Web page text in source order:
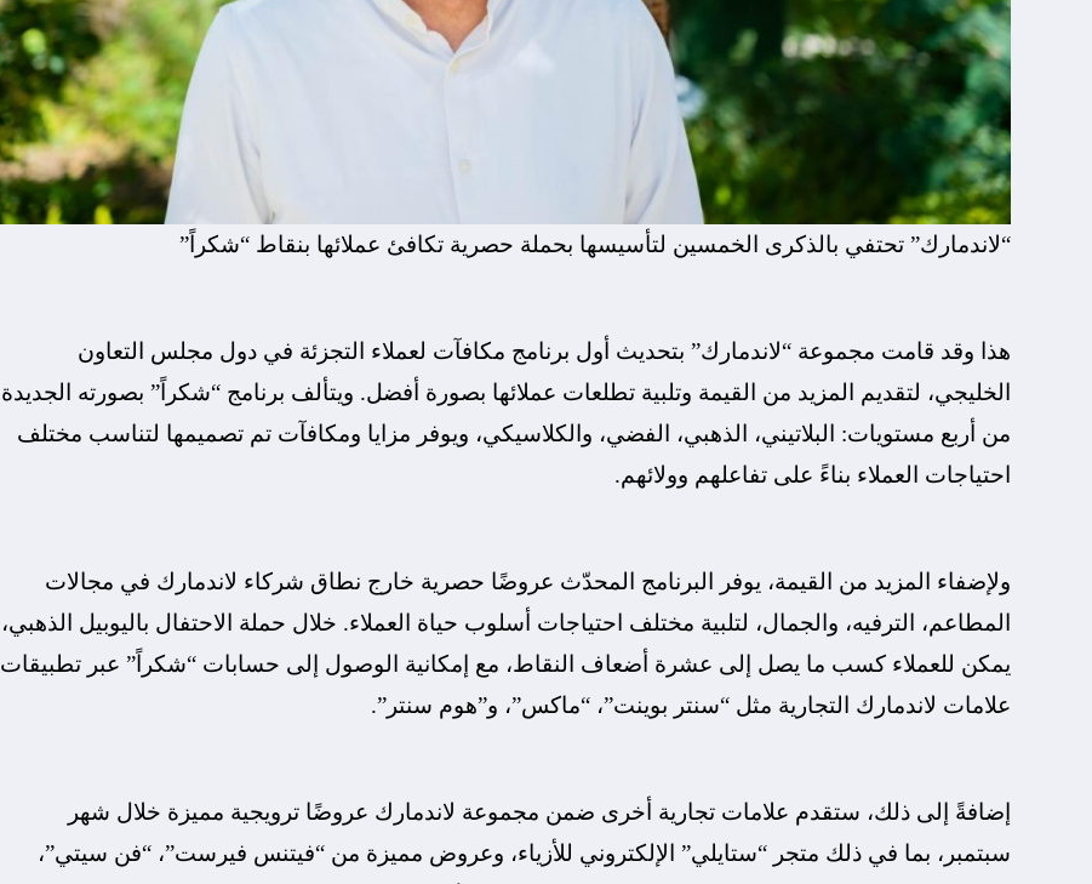
“لاندمارك” تحتفي بالذكرى الخمسين لتأسيسها بحملة حصرية تكافئ عملائها بنقاط “شكراً”
هذا وقد قامت مجموعة “لاندمارك” بتحديث أول برنامج مكافآت لعملاء التجزئة في دول مجلس التعاون
الخليجي، لتقديم المزيد من القيمة وتلبية تطلعات عملائها بصورة أفضل. ويتألف برنامج “شكراً” بصورته الجديدة
من أربع مستويات: البلاتيني، الذهبي، الفضي، والكلاسيكي، ويوفر مزايا ومكافآت تم تصميمها لتناسب مختلف
احتياجات العملاء بناءً على تفاعلهم وولائهم.
ولإضفاء المزيد من القيمة، يوفر البرنامج المحدّث عروضًا حصرية خارج نطاق شركاء لاندمارك في مجالات
المطاعم، الترفيه، والجمال، لتلبية مختلف احتياجات أسلوب حياة العملاء. خلال حملة الاحتفال باليوبيل الذهبي،
يمكن للعملاء كسب ما يصل إلى عشرة أضعاف النقاط، مع إمكانية الوصول إلى حسابات “شكراً” عبر تطبيقات
علامات لاندمارك التجارية مثل “سنتر بوينت”، “ماكس”، و”هوم سنتر”.
إضافةً إلى ذلك، ستقدم علامات تجارية أخرى ضمن مجموعة لاندمارك عروضًا ترويجية مميزة خلال شهر
سبتمبر، بما في ذلك متجر “ستايلي” الإلكتروني للأزياء، وعروض مميزة من “فيتنس فيرست”، “فن سيتي”،